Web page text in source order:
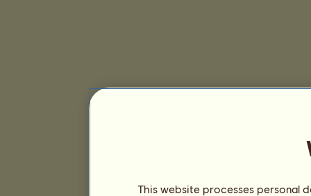
This website processes personal